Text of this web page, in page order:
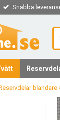
Snabba
blandare